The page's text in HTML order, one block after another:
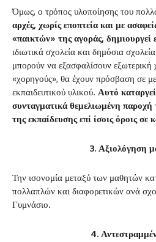
Όμως, ο τρόπος υλοποίησης του
αρχές, χωρίς εποπτεία και με
«παικτών» της αγοράς, δημιουργεί
ιδιωτικά σχολεία και δημόσια
μπορούν να εξασφαλίσουν
«χορηγούς», θα έχουν πρόσβαση σε
εκπαιδευτικού υλικού. Αυτό
συνταγματικά θεμελιωμένη
της εκπαίδευσης επί ίσοις όροις σε
3. Αξιολόγηση
Την ισονομία μεταξύ των μαθητών
πολλαπλών και διαφορετικών ανά
Γυμνάσιο.
4.